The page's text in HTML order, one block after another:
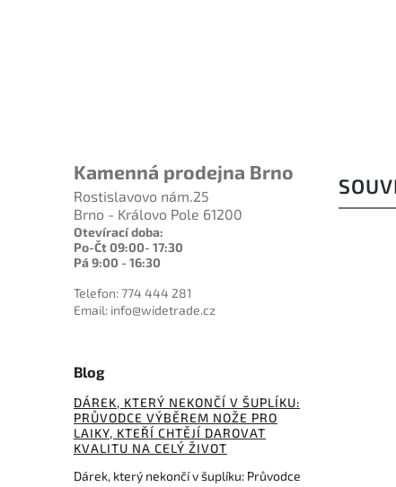
Kamenná prodejna Brno
Rostislavovo nám.25
Brno - Královo Pole 61200
Otevírací doba:
Po-Čt 09:00- 17:30
Pá 9:00 - 16:30
Telefon: 774 444 281
Email: info@widetrade.cz
Blog
DÁREK, KTERÝ NEKONČÍ V ŠUPLÍKU:
PRŮVODCE VÝBĚREM NOŽE PRO
LAIKY, KTEŘÍ CHTĚJÍ DAROVAT
KVALITU NA CELÝ ŽIVOT
Dárek, který nekončí v šuplíku: Průvodce
Kód:
Mikov hvězdice